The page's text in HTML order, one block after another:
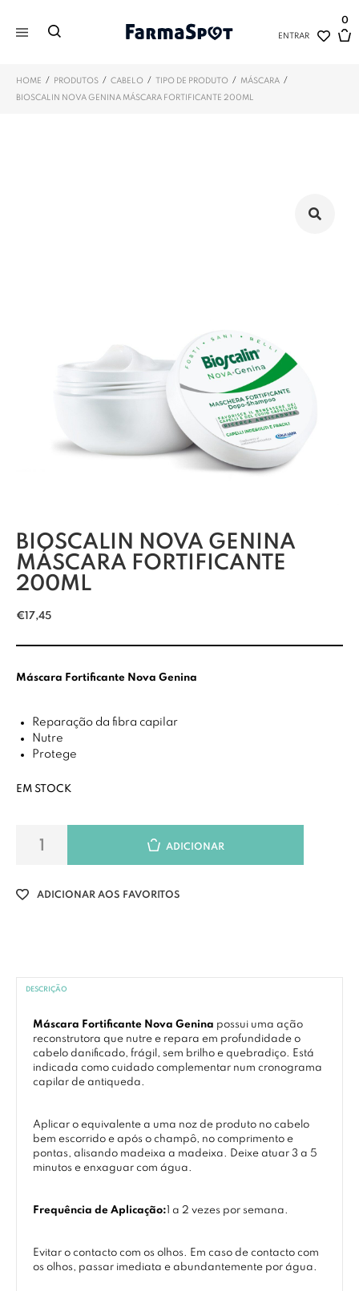
ENTRAR
0
HOME / PRODUTOS / CABELO / TIPO DE PRODUTO / MÁSCARA /
BIOSCALIN NOVA GENINA MÁSCARA FORTIFICANTE 200ML
BIOSCALIN NOVA GENINA
MÁSCARA FORTIFICANTE
200ML
€17,45
Máscara Fortificante Nova Genina
Reparação da fibra capilar
Nutre
Protege
EM STOCK
ADICIONAR
ADICIONAR AOS FAVORITOS
DESCRIÇÃO
Máscara Fortificante Nova Genina possui uma ação
reconstrutora que nutre e repara em profundidade o
cabelo danificado, frágil, sem brilho e quebradiço. Está
indicada como cuidado complementar num cronograma
capilar de antiqueda.
Aplicar o equivalente a uma noz de produto no cabelo
bem escorrido e após o champô, no comprimento e
pontas, alisando madeixa a madeixa. Deixe atuar 3 a 5
minutos e enxaguar com água.
Frequência de Aplicação: 1 a 2 vezes por semana.
Evitar o contacto com os olhos. Em caso de contacto com
os olhos, passar imediata e abundantemente por água.